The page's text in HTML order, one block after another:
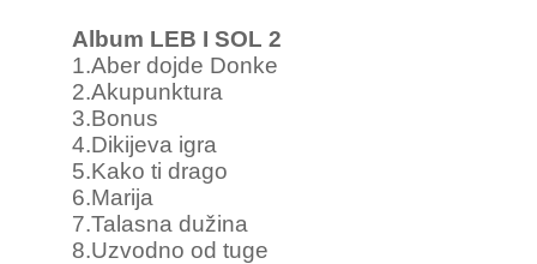
Album LEB I SOL 2
1.Aber dojde Donke
2.Akupunktura
3.Bonus
4.Dikijeva igra
5.Kako ti drago
6.Marija
7.Talasna dužina
8.Uzvodno od tuge